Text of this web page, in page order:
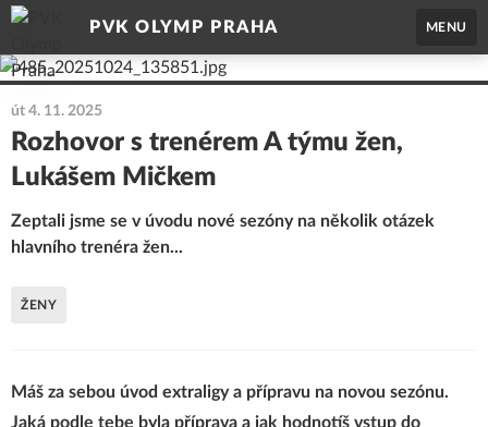
PVK OLYMP PRAHA MENU
út 4. 11. 2025
Rozhovor s trenérem A týmu žen,
Lukášem Mičkem
Zeptali jsme se v úvodu nové sezóny na několik otázek
hlavního trenéra žen...
ŽENY
Máš za sebou úvod extraligy a přípravu na novou sezónu.
Jaká podle tebe byla příprava a jak hodnotíš vstup do